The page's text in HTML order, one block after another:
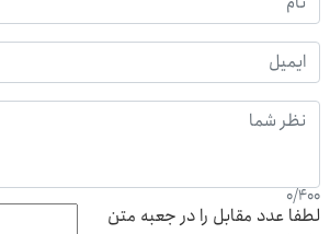
0/400
لطفا عدد مقابل را در جعبه متن